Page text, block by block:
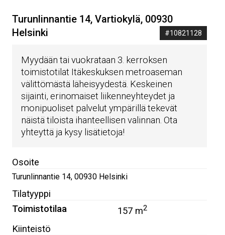
Turunlinnantie 14, Vartiokylä, 00930
Helsinki
#10821128
Myydään tai vuokrataan 3. kerroksen
toimistotilat Itäkeskuksen metroaseman
välittömästä läheisyydestä. Keskeinen
sijainti, erinomaiset liikenneyhteydet ja
monipuoliset palvelut ympärillä tekevät
näistä tiloista ihanteellisen valinnan. Ota
yhteyttä ja kysy lisätietoja!
Osoite
Turunlinnantie 14, 00930 Helsinki
Tilatyyppi
Toimistotilaa
157 m2
Kiinteistö